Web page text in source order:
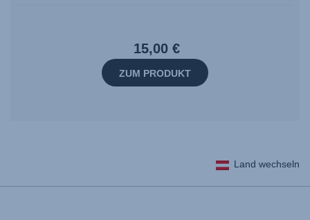
15,00 €
ZUM PRODUKT
Land wechseln